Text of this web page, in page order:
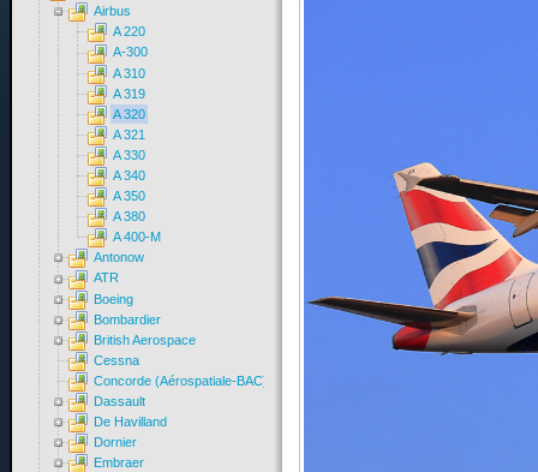
Airbus
A 220
A-300
A 310
A 319
A 320
A 321
A 330
A 340
A 350
A 380
A 400-M
Antonow
ATR
Boeing
Bombardier
British Aerospace
Cessna
Concorde (Aérospatiale-BAC)
Dassault
De Havilland
Dornier
Embraer